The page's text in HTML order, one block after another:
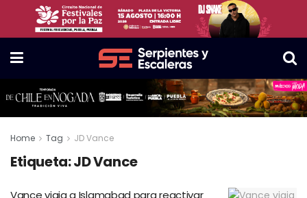
Home Tag JD Vance
Etiqueta:JD Vance
Vance viaja a Islamabad para reactivar